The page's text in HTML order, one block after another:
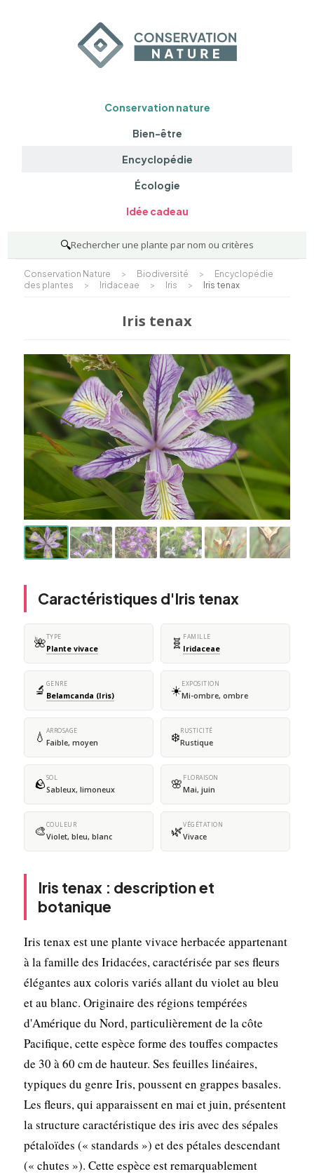
Conservation nature
Bien-être
Encyclopédie
Écologie
Idée cadeau
🔍Rechercher une plante par nom ou critères
Conservation Nature > Biodiversité >
Encyclopédie
des plantes
> Iridaceae > Iris > Iris tenax
Iris tenax
Caractéristiques d'Iris tenax
🌺TYPE
Plante vivace 🧬 FAMILLE
Iridaceae
🔬 GENRE
Belamcanda (Iris) ☀️EXPOSITION
Mi-ombre, ombre
💧 ARROSAGE
Faible, moyen ❄️RUSTICITÉ
Rustique
🪨SOL
Sableux, limoneux 🌸 FLORAISON
Mai, juin
🎨COULEUR
Violet, bleu, blanc 🌿VÉGÉTATION
Vivace
Iris tenax : description et
botanique
Iris tenax est une plante vivace herbacée appartenant
à la famille des Iridacées, caractérisée par ses fleurs
élégantes aux coloris variés allant du violet au bleu
et au blanc. Originaire des régions tempérées
d'Amérique du Nord, particulièrement de la côte
Pacifique, cette espèce forme des touffes compactes
de 30 à 60 cm de hauteur. Ses feuilles linéaires,
typiques du genre Iris, poussent en grappes basales.
Les fleurs, qui apparaissent en mai et juin, présentent
la structure caractéristique des iris avec des sépales
pétaloïdes (« standards ») et des pétales descendant
(« chutes »). Cette espèce est remarquablement